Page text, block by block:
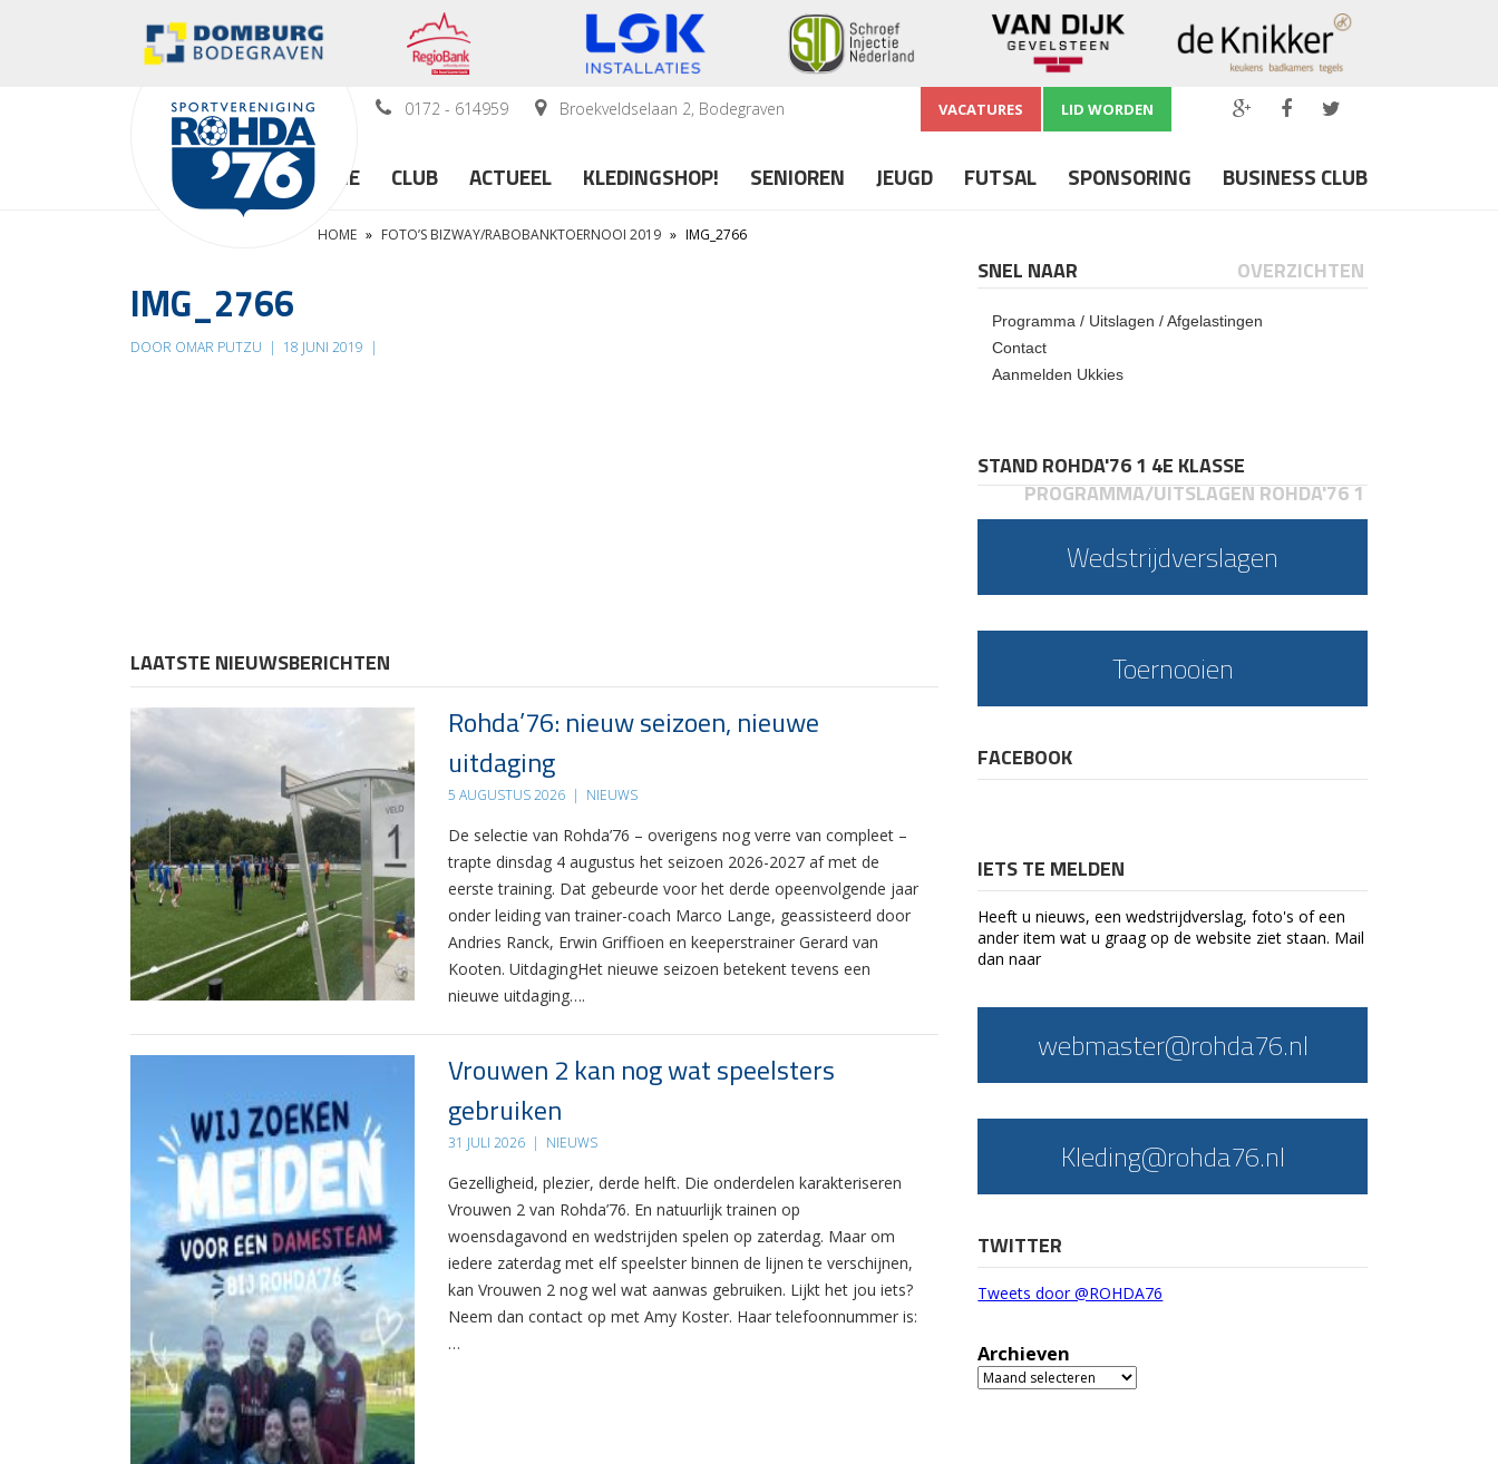
0172 - 614959 Broekveldselaan 2, Bodegraven VACATURES LID WORDEN
HOME CLUB ACTUEEL KLEDINGSHOP! SENIOREN JEUGD FUTSAL SPONSORING BUSINESS CLUB
HOME » FOTO’S BIZWAY/RABOBANKTOERNOOI 2019 » IMG_2766
IMG_2766
DOOR OMAR PUTZU | 18 JUNI 2019 |
LAATSTE NIEUWSBERICHTEN
Rohda’76: nieuw seizoen, nieuwe
uitdaging
5 AUGUSTUS 2026 | NIEUWS
De selectie van Rohda’76 – overigens nog verre van compleet –
trapte dinsdag 4 augustus het seizoen 2026-2027 af met de
eerste training. Dat gebeurde voor het derde opeenvolgende jaar
onder leiding van trainer-coach Marco Lange, geassisteerd door
Andries Ranck, Erwin Griffioen en keeperstrainer Gerard van
Kooten. UitdagingHet nieuwe seizoen betekent tevens een
nieuwe uitdaging….
Vrouwen 2 kan nog wat speelsters
gebruiken
31 JULI 2026 | NIEUWS
Gezelligheid, plezier, derde helft. Die onderdelen karakteriseren
Vrouwen 2 van Rohda’76. En natuurlijk trainen op
woensdagavond en wedstrijden spelen op zaterdag. Maar om
iedere zaterdag met elf speelster binnen de lijnen te verschijnen,
kan Vrouwen 2 nog wel wat aanwas gebruiken. Lijkt het jou iets?
Neem dan contact op met Amy Koster. Haar telefoonnummer is:
…
SNEL NAAR OVERZICHTEN
Programma / Uitslagen / Afgelastingen
Contact
Aanmelden Ukkies
STAND ROHDA'76 1 4E KLASSE
PROGRAMMA/UITSLAGEN ROHDA'76 1
Wedstrijdverslagen
Toernooien
FACEBOOK
IETS TE MELDEN
Heeft u nieuws, een wedstrijdverslag, foto's of een
ander item wat u graag op de website ziet staan. Mail
dan naar
webmaster@rohda76.nl
Kleding@rohda76.nl
TWITTER
Tweets door @ROHDA76
Archieven
Archieven